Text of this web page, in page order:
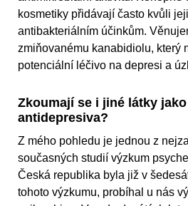
kosmetiky přidávají často kvůli
antibakteriálním účinkům.
zmiňovanému kanabidiolu, který
potenciální léčivo na depresi a
Zkoumají se i jiné látky
antidepresiva?
Z mého pohledu je jednou z
současných studií výzkum
Česká republika byla již v
tohoto výzkumu, probíhal u nás